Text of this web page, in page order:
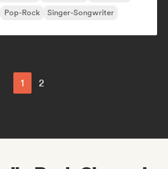
Pop-Rock Singer-Songwriter
1 2